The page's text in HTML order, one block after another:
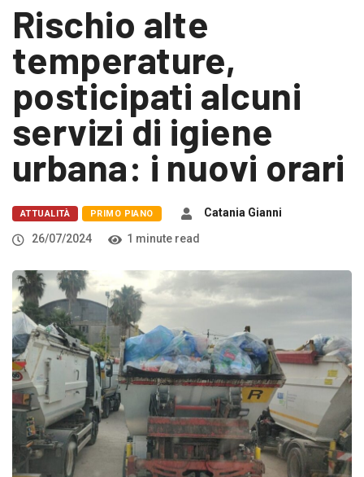
Rischio alte
temperature,
posticipati alcuni
servizi di igiene
urbana: i nuovi orari
ATTUALITÀ PRIMO PIANO
Catania Gianni
26/07/2024
1 minute read